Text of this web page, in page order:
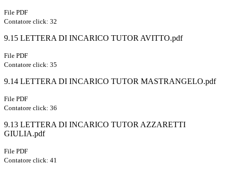
File PDF
Contatore click: 32
9.15 LETTERA DI INCARICO TUTOR AVITTO.pdf
File PDF
Contatore click: 35
9.14 LETTERA DI INCARICO TUTOR MASTRANGELO.pdf
File PDF
Contatore click: 36
9.13 LETTERA DI INCARICO TUTOR AZZARETTI
GIULIA.pdf
File PDF
Contatore click: 41